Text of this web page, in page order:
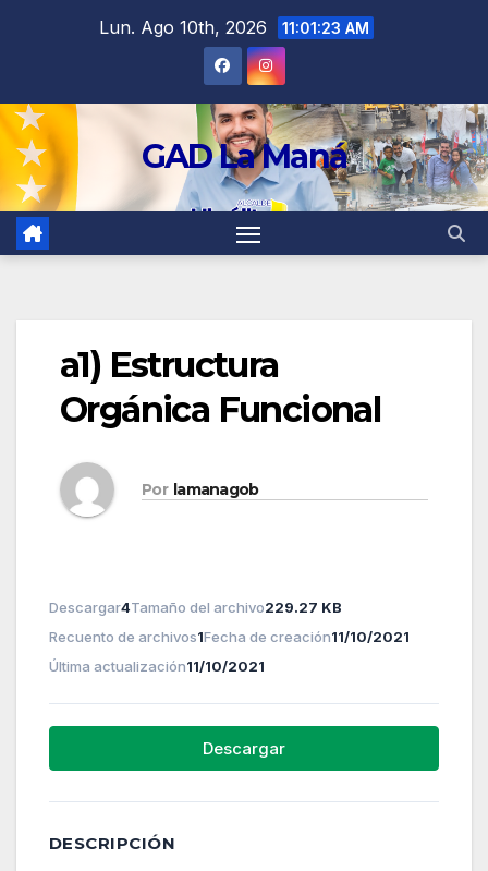
Lun. Ago 10th, 2026 11:01:23 AM
GAD La Maná
a1) Estructura
Orgánica Funcional
Por lamanagob
Descargar4Tamaño del archivo229.27 KB
Recuento de archivos1Fecha de creación11/10/2021
Última actualización11/10/2021
Descargar
DESCRIPCIÓN